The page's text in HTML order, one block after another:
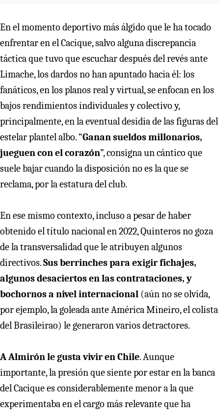
En el momento deportivo más álgido que le ha tocado
enfrentar en el Cacique, salvo alguna discrepancia
táctica que tuvo que escuchar después del revés ante
Limache, los dardos no han apuntado hacia él: los
fanáticos, en los planos real y virtual, se enfocan en los
bajos rendimientos individuales y colectivo y,
principalmente, en la eventual desidia de las figuras del
estelar plantel albo. “Ganan sueldos millonarios,
jueguen con el corazón”, consigna un cántico que
suele bajar cuando la disposición no es la que se
reclama, por la estatura del club.
En ese mismo contexto, incluso a pesar de haber
obtenido el título nacional en 2022, Quinteros no goza
de la transversalidad que le atribuyen algunos
directivos.Sus berrinches para exigir fichajes,
algunos desaciertos en las contrataciones, y
bochornos a nivel internacional (aún no se olvida,
por ejemplo, la goleada ante América Mineiro, el colista
del Brasileirao) le generaron varios detractores.
A Almirón le gusta vivir en Chile. Aunque
importante, la presión que siente por estar en la banca
del Cacique es considerablemente menor a la que
experimentaba en el cargo más relevante que ha